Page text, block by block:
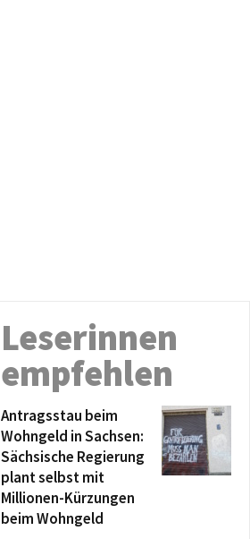
Leserinnen
empfehlen
Antragsstau beim
Wohngeld in Sachsen:
Sächsische Regierung
plant selbst mit
Millionen-Kürzungen
beim Wohngeld